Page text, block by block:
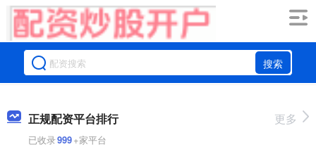
搜索
正规配资平台排行
已收录999+家平台
更多